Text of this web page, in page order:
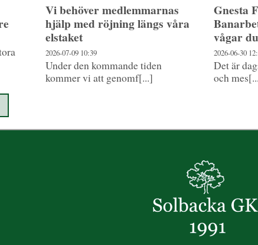
Vi behöver medlemmarnas
hjälp med röjning längs våra
elstaket
2026-07-09 10:39
Under den kommande tiden
kommer vi att genomf[...]
Gnesta
vågar
2026-06-30
Det är
och